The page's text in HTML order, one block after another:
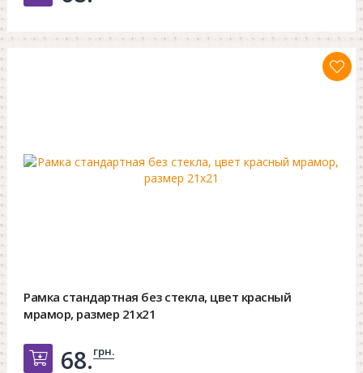
Рамка стандартная без стекла, цвет красный
мрамор, размер 21х21
Добавить в корзину
68.грн.